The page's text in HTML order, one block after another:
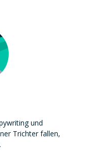
und
Trichter fallen,